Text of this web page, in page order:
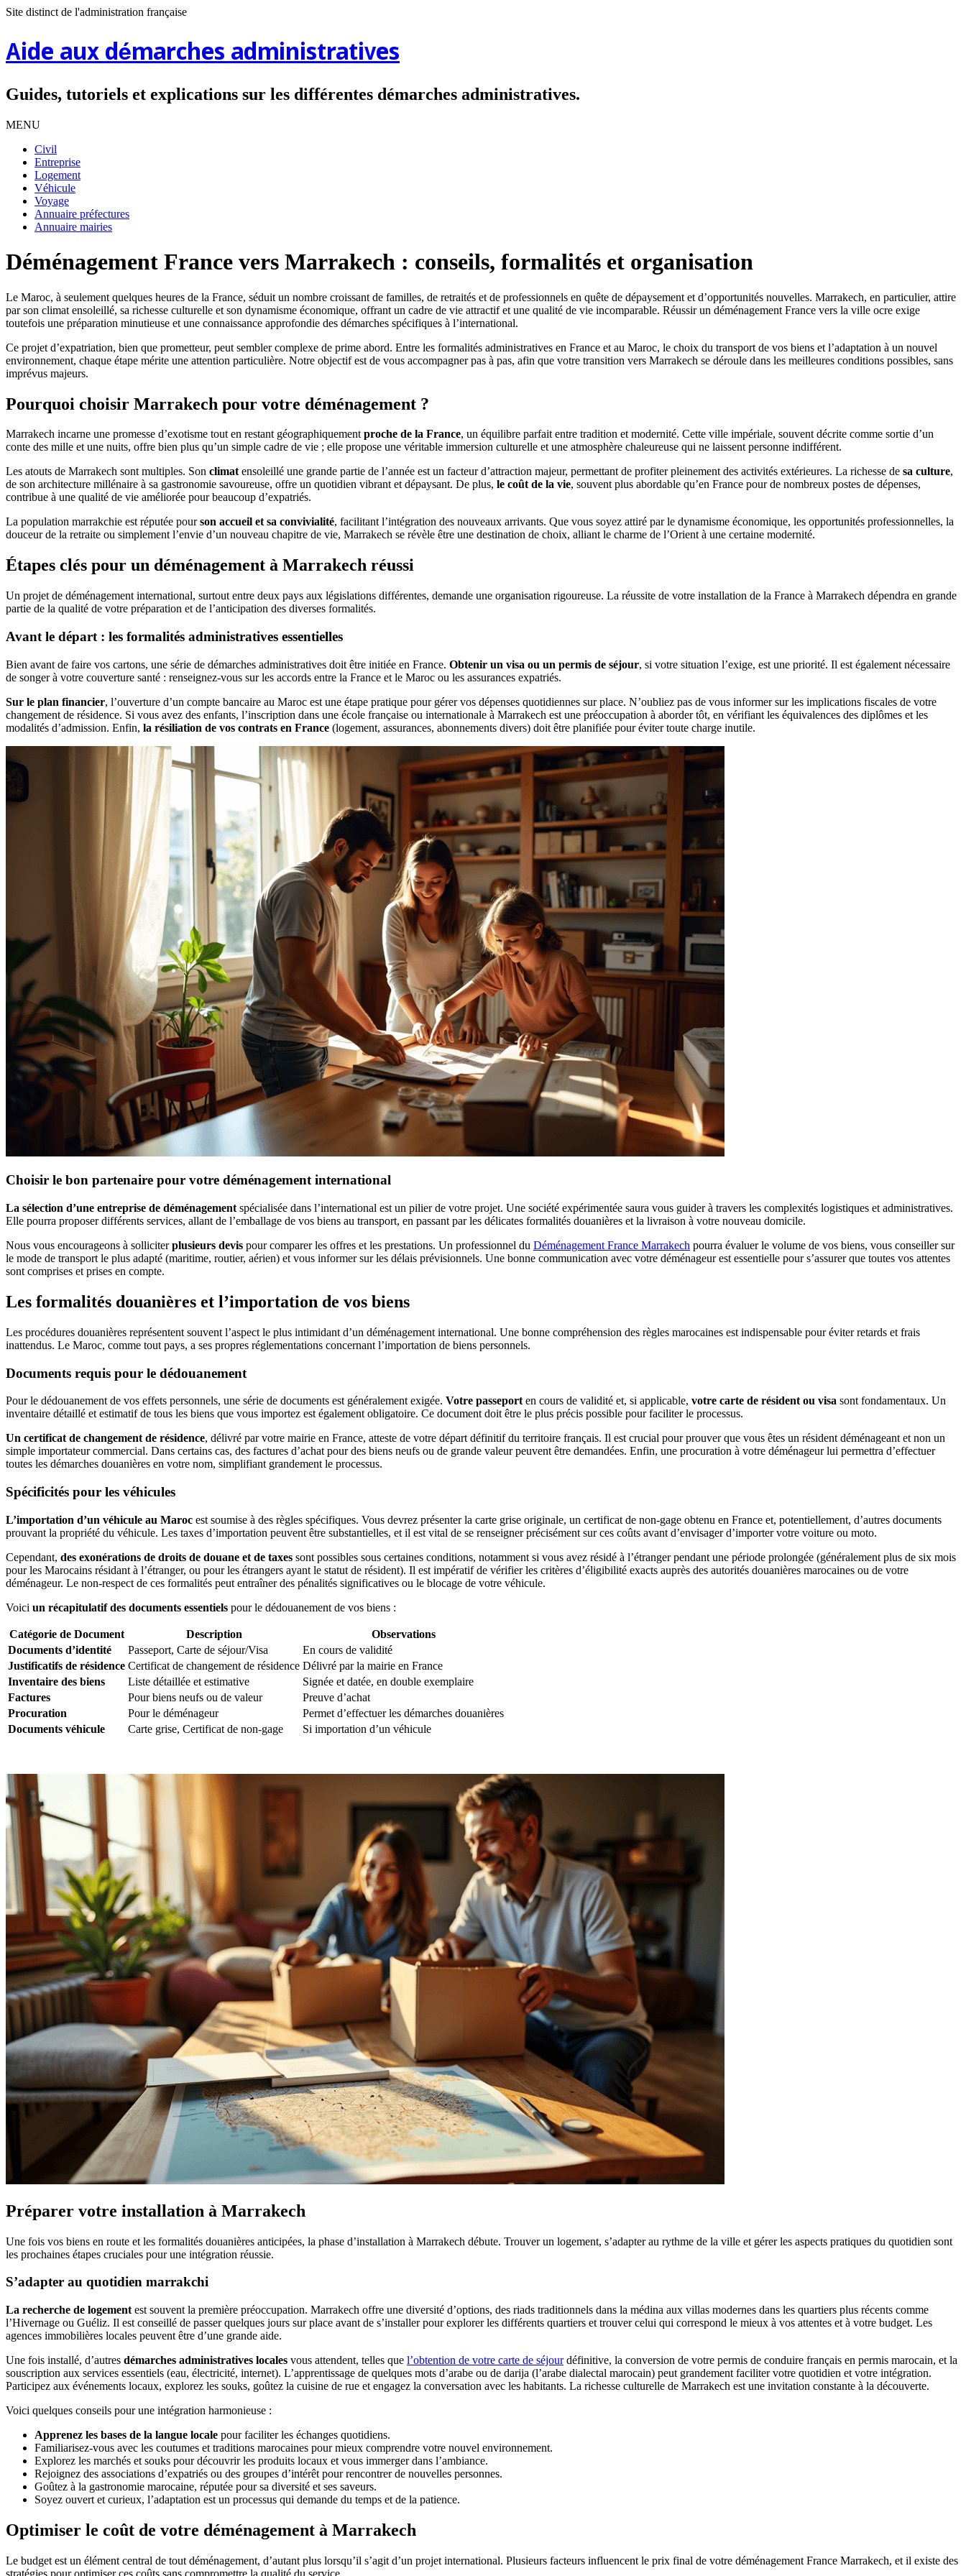
Site distinct de l'administration française
Aide aux démarches administratives
Guides, tutoriels et explications sur les différentes démarches administratives.
MENU
Civil
Entreprise
Logement
Véhicule
Voyage
Annuaire préfectures
Annuaire mairies
Déménagement France vers Marrakech : conseils, formalités et organisation
Le Maroc, à seulement quelques heures de la France, séduit un nombre croissant de familles, de retraités et de professionnels en quête de dépaysement et d’opportunités nouvelles. Marrakech, en particulier, attire
par son climat ensoleillé, sa richesse culturelle et son dynamisme économique, offrant un cadre de vie attractif et une qualité de vie incomparable. Réussir un déménagement France vers la ville ocre exige
toutefois une préparation minutieuse et une connaissance approfondie des démarches spécifiques à l’international.
Ce projet d’expatriation, bien que prometteur, peut sembler complexe de prime abord. Entre les formalités administratives en France et au Maroc, le choix du transport de vos biens et l’adaptation à un nouvel
environnement, chaque étape mérite une attention particulière. Notre objectif est de vous accompagner pas à pas, afin que votre transition vers Marrakech se déroule dans les meilleures conditions possibles, sans
imprévus majeurs.
Pourquoi choisir Marrakech pour votre déménagement ?
Marrakech incarne une promesse d’exotisme tout en restant géographiquementproche de la France, un équilibre parfait entre tradition et modernité. Cette ville impériale, souvent décrite comme sortie d’un
conte des mille et une nuits, offre bien plus qu’un simple cadre de vie ; elle propose une véritable immersion culturelle et une atmosphère chaleureuse qui ne laissent personne indifférent.
Les atouts de Marrakech sont multiples. Son climatensoleillé une grande partie de l’année est un facteur d’attraction majeur, permettant de profiter pleinement des activités extérieures. La richesse de sa culture,
de son architecture millénaire à sa gastronomie savoureuse, offre un quotidien vibrant et dépaysant. De plus, le coût de la vie, souvent plus abordable qu’en France pour de nombreux postes de dépenses,
contribue à une qualité de vie améliorée pour beaucoup d’expatriés.
La population marrakchie est réputée pourson accueil et sa convivialité, facilitant l’intégration des nouveaux arrivants. Que vous soyez attiré par le dynamisme économique, les opportunités professionnelles, la
douceur de la retraite ou simplement l’envie d’un nouveau chapitre de vie, Marrakech se révèle être une destination de choix, alliant le charme de l’Orient à une certaine modernité.
Étapes clés pour un déménagement à Marrakech réussi
Un projet de déménagement international, surtout entre deux pays aux législations différentes, demande une organisation rigoureuse. La réussite de votre installation de la France à Marrakech dépendra en grande
partie de la qualité de votre préparation et de l’anticipation des diverses formalités.
Avant le départ : les formalités administratives essentielles
Bien avant de faire vos cartons, une série de démarches administratives doit être initiée en France. Obtenir un visa ou un permis de séjour, si votre situation l’exige, est une priorité. Il est également nécessaire
de songer à votre couverture santé : renseignez-vous sur les accords entre la France et le Maroc ou les assurances expatriés.
Sur le plan financier, l’ouverture d’un compte bancaire au Maroc est une étape pratique pour gérer vos dépenses quotidiennes sur place. N’oubliez pas de vous informer sur les implications fiscales de votre
changement de résidence. Si vous avez des enfants, l’inscription dans une école française ou internationale à Marrakech est une préoccupation à aborder tôt, en vérifiant les équivalences des diplômes et les
modalités d’admission. Enfin, la résiliation de vos contrats en France (logement, assurances, abonnements divers) doit être planifiée pour éviter toute charge inutile.
Choisir le bon partenaire pour votre déménagement international
La sélection d’une entreprise de déménagement spécialisée dans l’international est un pilier de votre projet. Une société expérimentée saura vous guider à travers les complexités logistiques et administratives.
Elle pourra proposer différents services, allant de l’emballage de vos biens au transport, en passant par les délicates formalités douanières et la livraison à votre nouveau domicile.
Nous vous encourageons à solliciterplusieurs devis pour comparer les offres et les prestations. Un professionnel du Déménagement France Marrakech pourra évaluer le volume de vos biens, vous conseiller sur
le mode de transport le plus adapté (maritime, routier, aérien) et vous informer sur les délais prévisionnels. Une bonne communication avec votre déménageur est essentielle pour s’assurer que toutes vos attentes
sont comprises et prises en compte.
Les formalités douanières et l’importation de vos biens
Les procédures douanières représentent souvent l’aspect le plus intimidant d’un déménagement international. Une bonne compréhension des règles marocaines est indispensable pour éviter retards et frais
inattendus. Le Maroc, comme tout pays, a ses propres réglementations concernant l’importation de biens personnels.
Documents requis pour le dédouanement
Pour le dédouanement de vos effets personnels, une série de documents est généralement exigée. Votre passeporten cours de validité et, si applicable, votre carte de résident ou visa sont fondamentaux. Un
inventaire détaillé et estimatif de tous les biens que vous importez est également obligatoire. Ce document doit être le plus précis possible pour faciliter le processus.
Un certificat de changement de résidence, délivré par votre mairie en France, atteste de votre départ définitif du territoire français. Il est crucial pour prouver que vous êtes un résident déménageant et non un
simple importateur commercial. Dans certains cas, des factures d’achat pour des biens neufs ou de grande valeur peuvent être demandées. Enfin, une procuration à votre déménageur lui permettra d’effectuer
toutes les démarches douanières en votre nom, simplifiant grandement le processus.
Spécificités pour les véhicules
L’importation d’un véhicule au Maroc est soumise à des règles spécifiques. Vous devrez présenter la carte grise originale, un certificat de non-gage obtenu en France et, potentiellement, d’autres documents
prouvant la propriété du véhicule. Les taxes d’importation peuvent être substantielles, et il est vital de se renseigner précisément sur ces coûts avant d’envisager d’importer votre voiture ou moto.
Cependant, des exonérations de droits de douane et de taxes sont possibles sous certaines conditions, notamment si vous avez résidé à l’étranger pendant une période prolongée (généralement plus de six mois
pour les Marocains résidant à l’étranger, ou pour les étrangers ayant le statut de résident). Il est impératif de vérifier les critères d’éligibilité exacts auprès des autorités douanières marocaines ou de votre
déménageur. Le non-respect de ces formalités peut entraîner des pénalités significatives ou le blocage de votre véhicule.
Voici un récapitulatif des documents essentiels pour le dédouanement de vos biens :
Catégorie de Document Description
Observations
Documents d’identité
Passeport, Carte de séjour/Visa
En cours de validité
Justificatifs de résidence Certificat de changement de résidence Délivré par la mairie en France
Inventaire des biens
Liste détaillée et estimative
Signée et datée, en double exemplaire
Factures
Pour biens neufs ou de valeur
Preuve d’achat
Procuration
Pour le déménageur
Permet d’effectuer les démarches douanières
Documents véhicule
Carte grise, Certificat de non-gage Si importation d’un véhicule
Préparer votre installation à Marrakech
Une fois vos biens en route et les formalités douanières anticipées, la phase d’installation à Marrakech débute. Trouver un logement, s’adapter au rythme de la ville et gérer les aspects pratiques du quotidien sont
les prochaines étapes cruciales pour une intégration réussie.
S’adapter au quotidien marrakchi
La recherche de logement est souvent la première préoccupation. Marrakech offre une diversité d’options, des riads traditionnels dans la médina aux villas modernes dans les quartiers plus récents comme
l’Hivernage ou Guéliz. Il est conseillé de passer quelques jours sur place avant de s’installer pour explorer les différents quartiers et trouver celui qui correspond le mieux à vos attentes et à votre budget. Les
agences immobilières locales peuvent être d’une grande aide.
Une fois installé, d’autres démarches administratives locales vous attendent, telles que l’obtention de votre carte de séjourdéfinitive, la conversion de votre permis de conduire français en permis marocain, et la
souscription aux services essentiels (eau, électricité, internet). L’apprentissage de quelques mots d’arabe ou de darija (l’arabe dialectal marocain) peut grandement faciliter votre quotidien et votre intégration.
Participez aux événements locaux, explorez les souks, goûtez la cuisine de rue et engagez la conversation avec les habitants. La richesse culturelle de Marrakech est une invitation constante à la découverte.
Voici quelques conseils pour une intégration harmonieuse :
Apprenez les bases de la langue locale pour faciliter les échanges quotidiens.
Familiarisez-vous avec les coutumes et traditions marocaines pour mieux comprendre votre nouvel environnement.
Explorez les marchés et souks pour découvrir les produits locaux et vous immerger dans l’ambiance.
Rejoignez des associations d’expatriés ou des groupes d’intérêt pour rencontrer de nouvelles personnes.
Goûtez à la gastronomie marocaine, réputée pour sa diversité et ses saveurs.
Soyez ouvert et curieux, l’adaptation est un processus qui demande du temps et de la patience.
Optimiser le coût de votre déménagement à Marrakech
Le budget est un élément central de tout déménagement, d’autant plus lorsqu’il s’agit d’un projet international. Plusieurs facteurs influencent le prix final de votre déménagement France Marrakech, et il existe des
stratégies pour optimiser ces coûts sans compromettre la qualité du service.